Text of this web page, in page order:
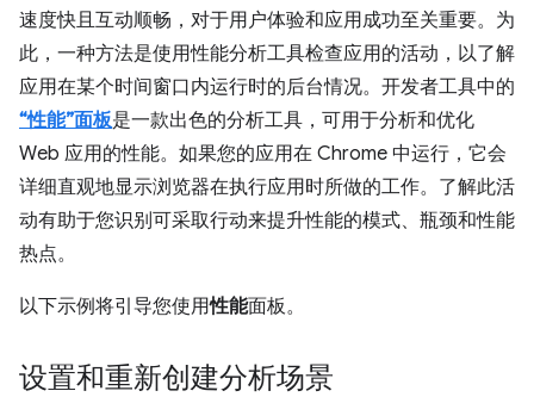
速度快且互动顺畅，对于用户体验和应用成功至关重要。为
此，一种方法是使用性能分析工具检查应用的活动，以了解
应用在某个时间窗口内运行时的后台情况。开发者工具中的
“性能”面板是一款出色的分析工具，可用于分析和优化
Web 应用的性能。如果您的应用在 Chrome 中运行，它会
详细直观地显示浏览器在执行应用时所做的工作。了解此活
动有助于您识别可采取行动来提升性能的模式、瓶颈和性能
热点。
以下示例将引导您使用性能面板。
设置和重新创建分析场景